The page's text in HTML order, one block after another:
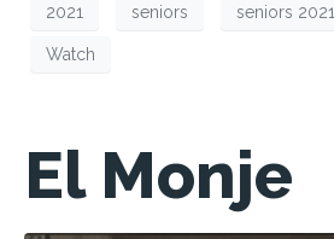
2021 seniors seniors 2021
Watch
El Monje